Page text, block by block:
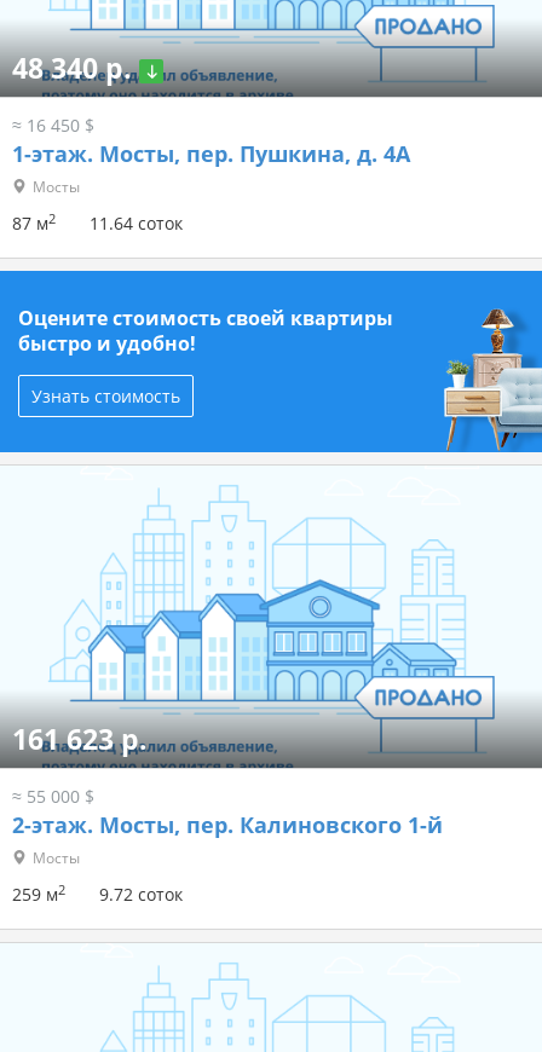
48 340 р.
≈ 16 450 $
1-этаж. Мосты, пер. Пушкина, д. 4А
Мосты
87 м2 11.64 соток
Оцените стоимость своей квартиры
быстро и удобно!
Узнать стоимость
161 623 р.
≈ 55 000 $
2-этаж. Мосты, пер. Калиновского 1-й
Мосты
259 м2 9.72 соток